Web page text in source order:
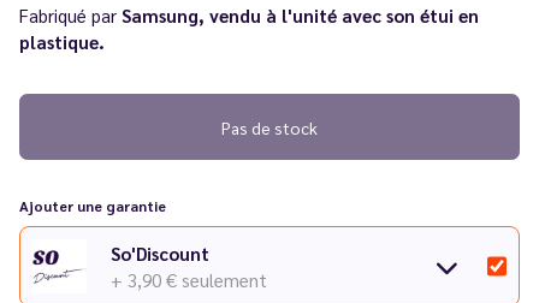
Fabriqué par Samsung, vendu à l'unité avec son étui en
plastique.
Pas de stock
Ajouter une garantie
So'Discount
+ 3,90 € seulement